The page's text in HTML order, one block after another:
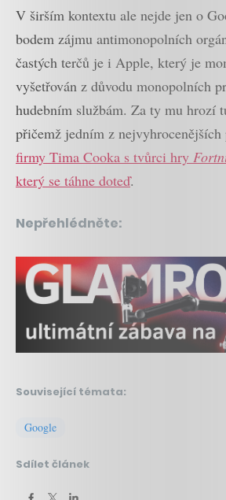
V širším kontextu ale nejde jen o
bodem zájmu antimonopolních
častých terčů je i Apple, který je
vyšetřován z důvodu monopolních
hudebním službám. Za ty mu hrozí
přičemž jedním z nejvyhrocenějších
firmy Tima Cooka s tvůrci hry
který se táhne doteď.
Nepřehlédněte:
Související témata:
Google
Sdílet článek